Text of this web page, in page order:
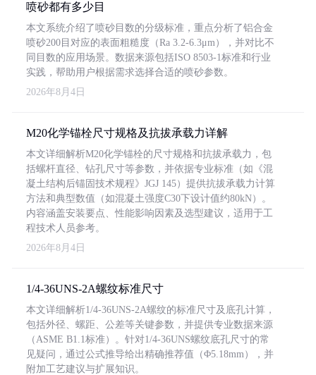
喷砂都有多少目
本文系统介绍了喷砂目数的分级标准，重点分析了铝合金
喷砂200目对应的表面粗糙度（Ra 3.2-6.3μm），并对比不
同目数的应用场景。数据来源包括ISO 8503-1标准和行业
实践，帮助用户根据需求选择合适的喷砂参数。
2026年8月4日
M20化学锚栓尺寸规格及抗拔承载力详解
本文详细解析M20化学锚栓的尺寸规格和抗拔承载力，包
括螺杆直径、钻孔尺寸等参数，并依据专业标准（如《混
凝土结构后锚固技术规程》JGJ 145）提供抗拔承载力计算
方法和典型数值（如混凝土强度C30下设计值约80kN）。
内容涵盖安装要点、性能影响因素及选型建议，适用于工
程技术人员参考。
2026年8月4日
1/4-36UNS-2A螺纹标准尺寸
本文详细解析1/4-36UNS-2A螺纹的标准尺寸及底孔计算，
包括外径、螺距、公差等关键参数，并提供专业数据来源
（ASME B1.1标准）。针对1/4-36UNS螺纹底孔尺寸的常
见疑问，通过公式推导给出精确推荐值（Φ5.18mm），并
附加工艺建议与扩展知识。